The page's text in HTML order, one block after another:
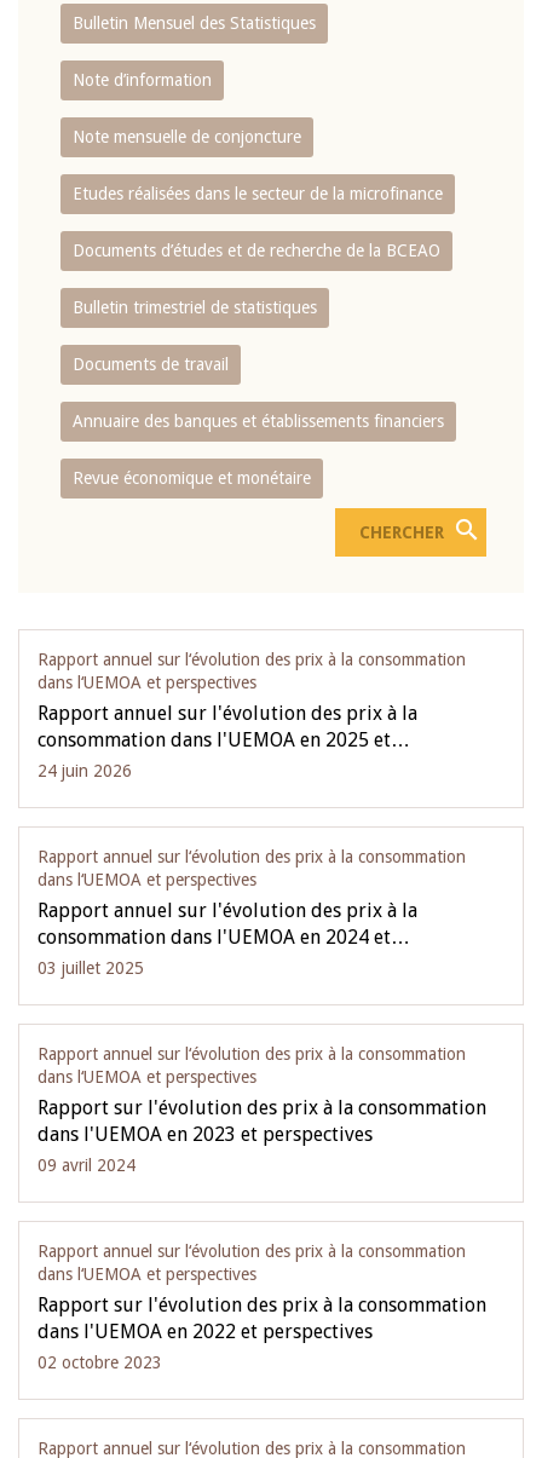
Bulletin Mensuel des Statistiques
Note d’information
Note mensuelle de conjoncture
Etudes réalisées dans le secteur de la microfinance
Documents d’études et de recherche de la BCEAO
Bulletin trimestriel de statistiques
Documents de travail
Annuaire des banques et établissements financiers
Revue économique et monétaire
Rapport annuel sur l‘évolution des prix à la consommation
dans l‘UEMOA et perspectives
Rapport annuel sur l'évolution des prix à la
consommation dans l'UEMOA en 2025 et…
24 juin 2026
Rapport annuel sur l‘évolution des prix à la consommation
dans l‘UEMOA et perspectives
Rapport annuel sur l'évolution des prix à la
consommation dans l'UEMOA en 2024 et…
03 juillet 2025
Rapport annuel sur l‘évolution des prix à la consommation
dans l‘UEMOA et perspectives
Rapport sur l'évolution des prix à la consommation
dans l'UEMOA en 2023 et perspectives
09 avril 2024
Rapport annuel sur l‘évolution des prix à la consommation
dans l‘UEMOA et perspectives
Rapport sur l'évolution des prix à la consommation
dans l'UEMOA en 2022 et perspectives
02 octobre 2023
Rapport annuel sur l‘évolution des prix à la consommation